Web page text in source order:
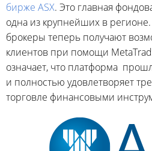
бирже ASX. Это главная
одна из крупнейших в
брокеры теперь получают
клиентов при помощи
означает, что платформа
и полностью удовлетворяет
торговле финансовыми